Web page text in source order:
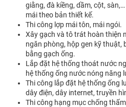
giằng, đà kiềng, dầm, cột,
mái theo bản thiết kế.
Thi công lợp mái tôn, mái ngói.
Xây gạch và tô trát hoàn thiện
ngăn phòng, hộp gen kỹ thuật,
bằng gạch ống.
Lắp đặt hệ thống thoát nước
hệ thống ống nước nóng năng
Thi công lắp đặt hệ thống ống
dây điện, dây internet, truyền
Thi công hạng mục chống